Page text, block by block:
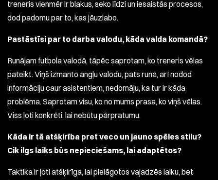
treneris vienmēr ir blakus, seko līdzi un iesaistās procesos,
dod padomu par to, kas jāuzlabo.
Pastāstīsi par to darba valodu, kāda valda komandā?
Runājam futbola valodā, tāpēc saprotam, ko treneris vēlas
pateikt. Viņš izmanto angļu valodu, pats runā, arī nodod
informāciju caur asistentiem, nedomāju, ka tur ir kāda
problēma. Saprotam visu, ko no mums prasa, ko viņš vēlas.
Viss ļoti konkrēti, lai nebūtu pārpratumu.
Kāda ir tā atšķirība pret veco un jauno spēles stilu?
Cik ilgs laiks būs nepieciešams, lai adaptētos?
Taktika ir ļoti atšķirīga, lai pielāgotos vajadzēs laiku, bet